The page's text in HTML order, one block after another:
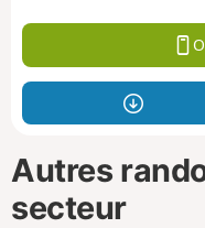
Autres
secteur